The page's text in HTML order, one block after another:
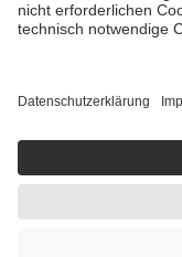
• Harn- und
getroffen, um
https://
Einige Bilder und